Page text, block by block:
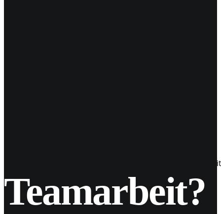
Vor ein paar Tagen berichtete Instagram auf ihrer Info-
Teamarbeit?